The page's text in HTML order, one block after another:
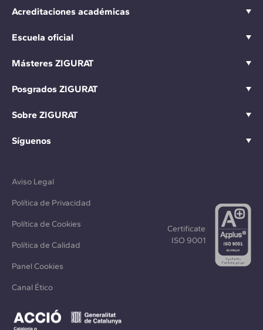
Acreditaciones académicas
Escuela oficial
Másteres ZIGURAT
Posgrados ZIGURAT
Sobre ZIGURAT
Síguenos
Aviso Legal
Política de Privacidad
Política de Cookies
Política de Calidad
Panel Cookies
Canal Ético
Certificate
ISO 9001